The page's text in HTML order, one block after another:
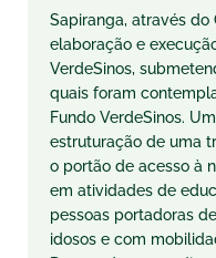
Sapiranga, através
elaboração e
VerdeSinos,
quais foram
Fundo VerdeSinos.
estruturação de uma
o portão de acesso à
em atividades de
pessoas portadoras
idosos e com